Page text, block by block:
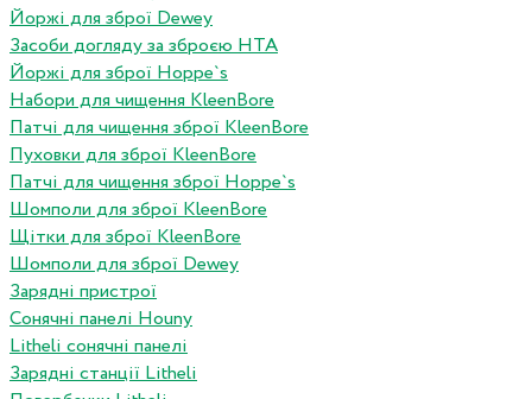
Йоржі для зброї Dewey
Засоби догляду за зброєю HTA
Йоржі для зброї Hoppe`s
Набори для чищення KleenBore
Патчі для чищення зброї KleenBore
Пуховки для зброї KleenBore
Патчі для чищення зброї Hoppe`s
Шомполи для зброї KleenBore
Щітки для зброї KleenBore
Шомполи для зброї Dewey
Зарядні пристрої
Сонячні панелі Houny
Litheli сонячні панелі
Зарядні станції Litheli